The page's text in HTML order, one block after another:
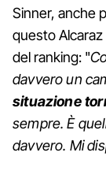
Sinner, anche
questo
del ranking: "
davvero un
situazione
sempre. È
davvero. Mi